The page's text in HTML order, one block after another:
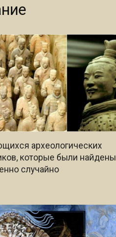
археологических
которые были найдены
случайно